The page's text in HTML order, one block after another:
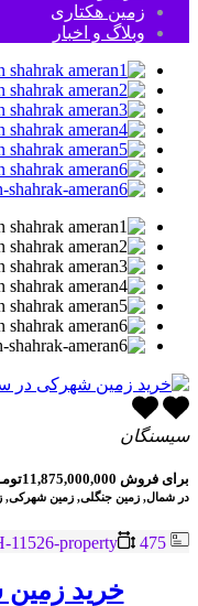
زمین هکتاری
وبلاگ و اخبار
سیسنگان
برای فروش 11,875,000,000تومـان
در شمال, زمین جنگلی, زمین
475 متر مربع
خرید